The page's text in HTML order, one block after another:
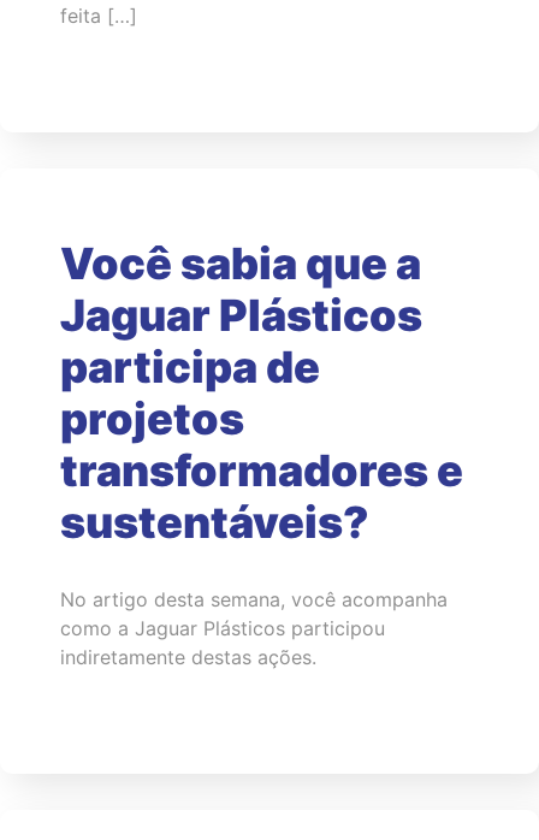
feita […]
Você sabia que a
Jaguar Plásticos
participa de
projetos
transformadores e
sustentáveis?
No artigo desta semana, você acompanha
como a Jaguar Plásticos participou
indiretamente destas ações.